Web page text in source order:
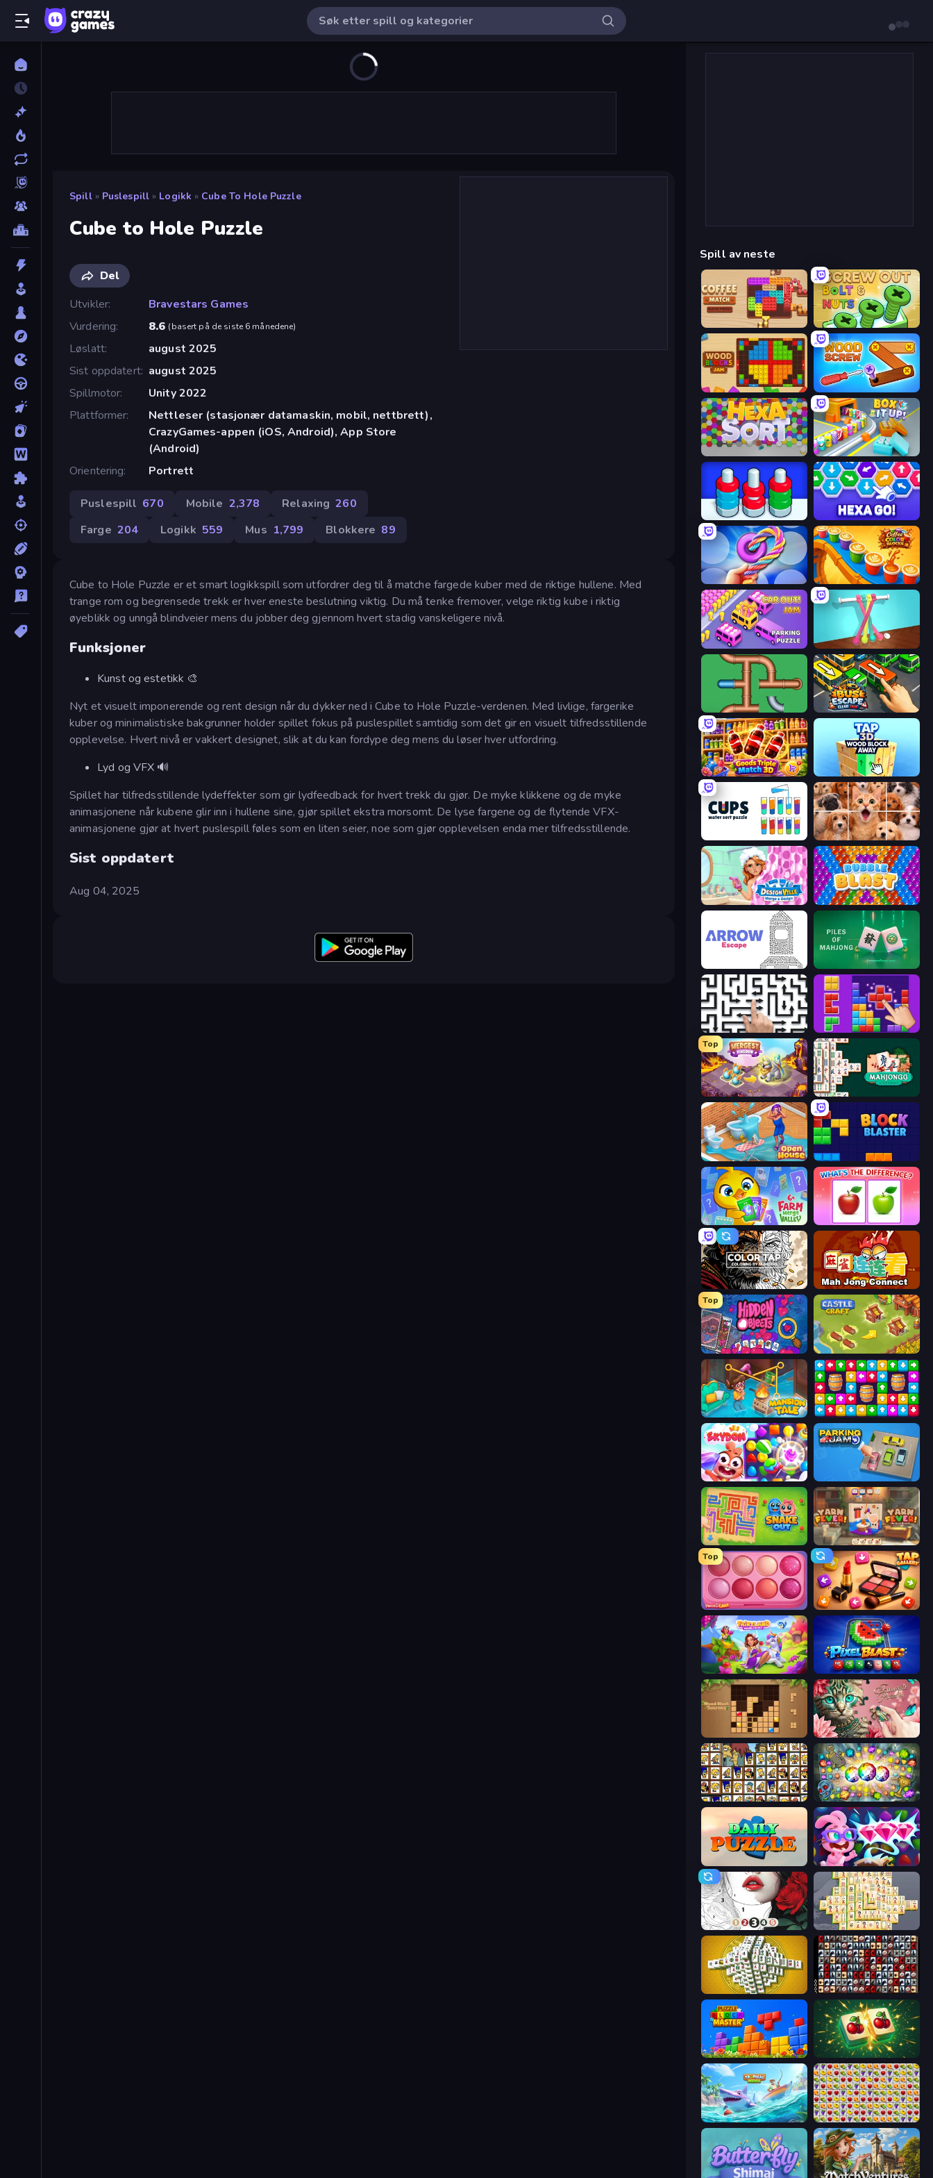
Spill » Puslespill » Logikk » Cube To Hole Puzzle
Cube to Hole Puzzle
Del
Utvikler
Bravestars Games
Vurdering
8.6 (basert på de siste 6 månedene)
Løslatt
august 2025
Sist oppdatert august 2025
Spillmotor
Unity 2022
Plattformer
Nettleser (stasjonær datamaskin, mobil, nettbrett),
CrazyGames-appen (iOS, Android), App Store
(Android)
Orientering
Portrett
Puslespill 670 Mobile 2,378 Relaxing 260
Farge 204 Logikk 559 Mus 1,799 Blokkere 89
Cube to Hole Puzzle er et smart logikkspill som utfordrer deg til å matche fargede kuber med de riktige hullene. Med
trange rom og begrensede trekk er hver eneste beslutning viktig. Du må tenke fremover, velge riktig kube i riktig
øyeblikk og unngå blindveier mens du jobber deg gjennom hvert stadig vanskeligere nivå.
Funksjoner
Kunst og estetikk 🎨
Nyt et visuelt imponerende og rent design når du dykker ned i Cube to Hole Puzzle-verdenen. Med livlige, fargerike
kuber og minimalistiske bakgrunner holder spillet fokus på puslespillet samtidig som det gir en visuelt tilfredsstillende
opplevelse. Hvert nivå er vakkert designet, slik at du kan fordype deg mens du løser hver utfordring.
Lyd og VFX 🔊
Spillet har tilfredsstillende lydeffekter som gir lydfeedback for hvert trekk du gjør. De myke klikkene og de myke
animasjonene når kubene glir inn i hullene sine, gjør spillet ekstra morsomt. De lyse fargene og de flytende VFX-
animasjonene gjør at hvert puslespill føles som en liten seier, noe som gjør opplevelsen enda mer tilfredsstillende.
Sist oppdatert
Aug 04, 2025
Spill av neste
Screw Out: Bolts and Nuts
Wood Blocks Jam Wood Screw: Bolts Puzzle
Box It Up
Hexa GO!
Twisted Tangle Coffee Color Blocks
Car OUT! Jam Parking Puzzle Tangle Master
Plumber Pipe Out Bus Escape: Clear Jam
Goods Triple Match 3D
Cups - Water Sort Puzzle Jigpic Solitaire
Designville: Merge & Design Bubble Blast
Arrow Escape Piles of Mahjong
Arrow Escape: Puzzle BlockBuster Puzzle
Top
Mergest Kingdom Mahjongg Solitaire
Open House Block Blaster
Farm Merge Valley What's The Difference?
Color Tap: Coloring by Numbers Mahjong Connect (Legacy)
Top
Hidden Objects Castle Craft
Mansion Tale: Merge Secrets Tap Away Story
Skydom
Snake Out: Maze Escape Yarn Fever! Unravel Puzzle
Top
Piece of Cake: Merge and Bake Tap Gallery
Fairyland Merge & Magic Pixel Blast
Wood Block Journey Favorite Puzzles
Tiles of the Simpsons Forgotten Treasure 2
Daily Puzzle Skydom: Reforged
Numicolor Mahjong Online
Mahjong Tower War Mahjong
Puzzle Block Master Mahjong Puzzle: Tile Match
Tropical Merge Same Game Fruit Collapse